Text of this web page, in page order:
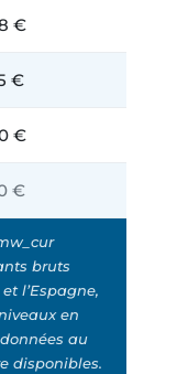
€
€
€
€
bruts
l’Espagne,
en
au
disponibles.